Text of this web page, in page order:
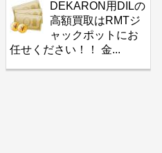
DEKARON用DILの
高額買取はRMTジ
ャックポットにお
任せください！！ 金...